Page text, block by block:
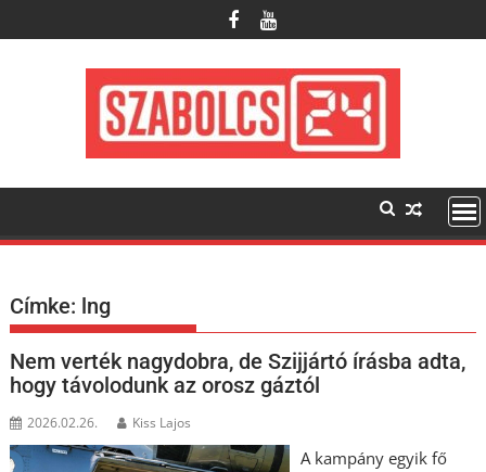
to
Címke: lng
Nem verték nagydobra, de Szijjártó írásba adta,
hogy távolodunk az orosz gáztól
2026.02.26. Kiss Lajos
A kampány egyik fő